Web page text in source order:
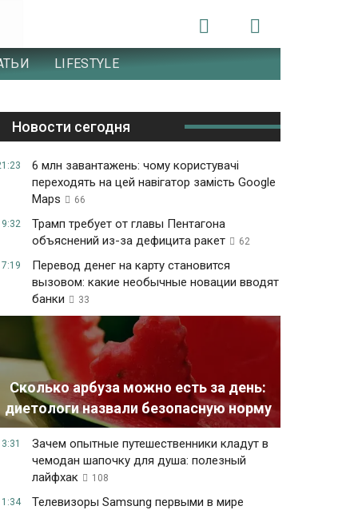
LIFESTYLE
Новости сегодня
6 млн завантажень: чому користувачі
переходять на цей навігатор замість Google
Maps
66
Трамп требует от главы Пентагона
объяснений из-за дефицита ракет
62
Перевод денег на карту становится
вызовом: какие необычные новации вводят
банки
33
Сколько арбуза можно есть за день:
диетологи назвали безопасную норму
Зачем опытные путешественники кладут в
чемодан шапочку для душа: полезный
лайфхак
108
Телевизоры Samsung первыми в мире